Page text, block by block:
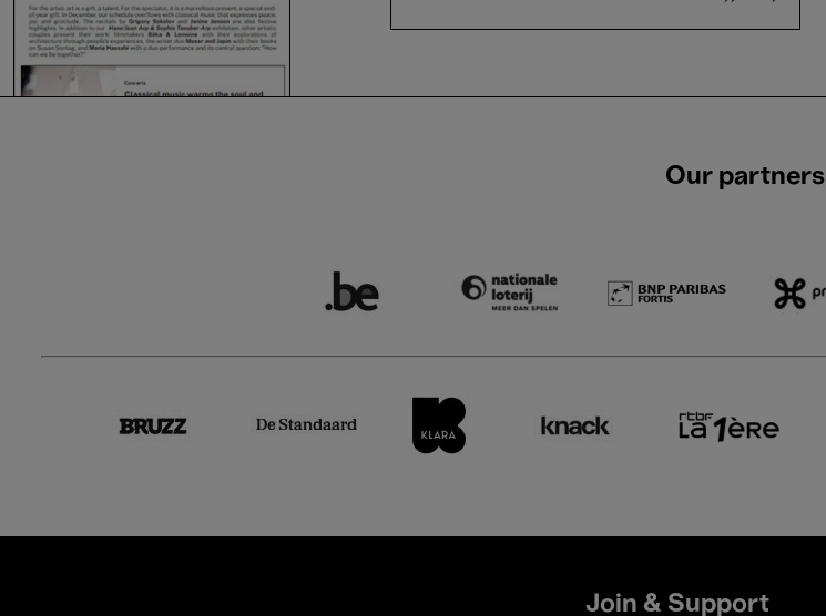
Our partners
Join & Support